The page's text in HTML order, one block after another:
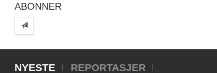
ABONNER
NYESTE
REPORTASJER